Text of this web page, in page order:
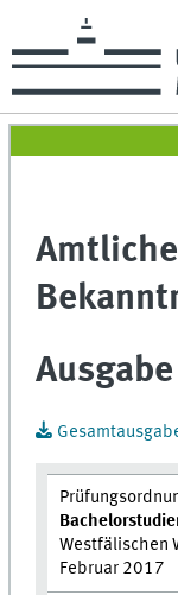
Amtliche
Westfälischen
Februar 2017